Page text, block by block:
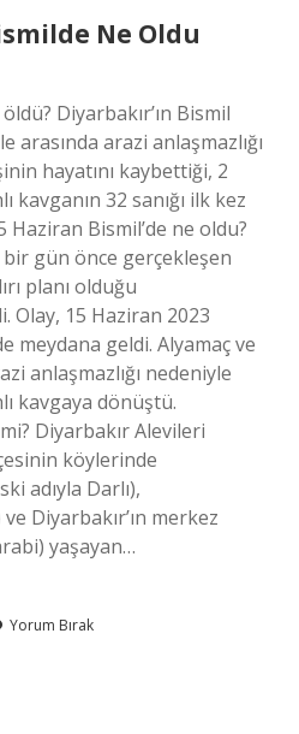
Ne Oldu
Diyarbakır’ın Bismil
arasında arazi anlaşmazlığı
hayatını kaybettiği, 2
kavganın 32 sanığı ilk kez
Haziran Bismil’de ne oldu?
bir gün önce gerçekleşen
planı olduğu
Olay, 15 Haziran 2023
meydana geldi. Alyamaç ve
anlaşmazlığı nedeniyle
kavgaya dönüştü.
Diyarbakır Alevileri
köylerinde
adıyla Darlı),
Diyarbakır’ın merkez
yaşayan…
Yorum Bırak